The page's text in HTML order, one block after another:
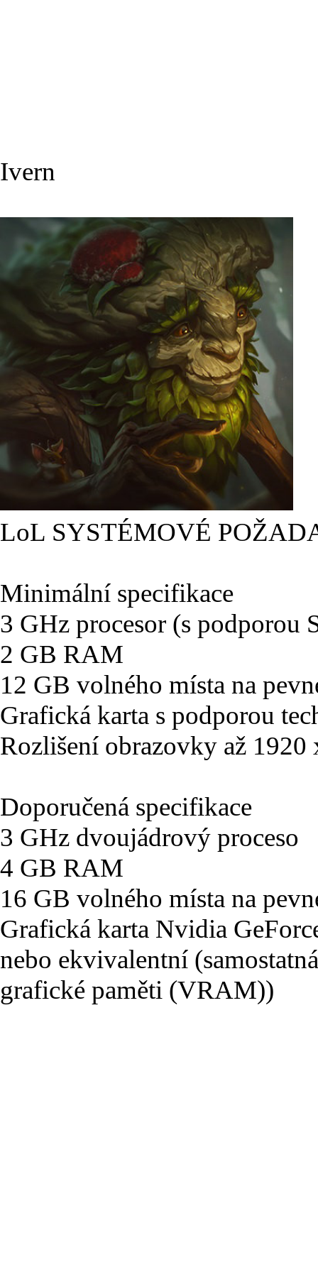
Ivern
LoL SYSTÉMOVÉ
Minimální specifikace
3 GHz procesor (s podporou
2 GB RAM
12 GB volného místa na
Grafická karta s podporou
Rozlišení obrazovky až 1920
Doporučená specifikace
3 GHz dvoujádrový proceso
4 GB RAM
16 GB volného místa na
Grafická karta Nvidia
nebo ekvivalentní
grafické paměti (VRAM))